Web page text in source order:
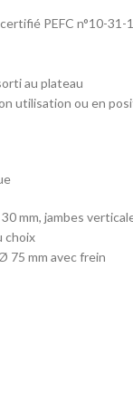
PEFC n°10-31-
au plateau
utilisation ou en
mm, jambes
choix
75 mm avec frein